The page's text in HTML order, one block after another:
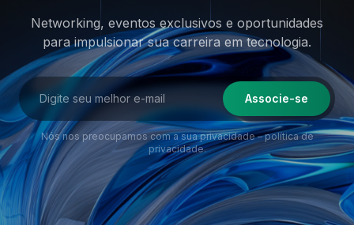
Networking, eventos exclusivos e oportunidades
para impulsionar suacarreira em tecnologia.
Associe-se
Nós nos preocupamos com a sua privacidade – política de
privacidade.